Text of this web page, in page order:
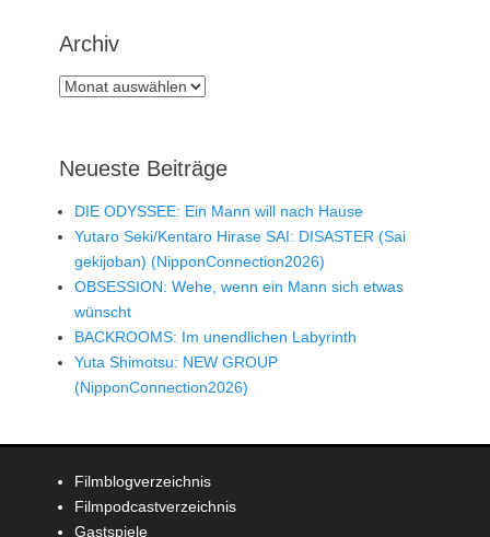
Archiv
Archiv
Neueste Beiträge
DIE ODYSSEE: Ein Mann will nach Hause
Yutaro Seki/Kentaro Hirase SAI: DISASTER (Sai
gekijoban) (NipponConnection2026)
OBSESSION: Wehe, wenn ein Mann sich etwas
wünscht
BACKROOMS: Im unendlichen Labyrinth
Yuta Shimotsu: NEW GROUP
(NipponConnection2026)
Filmblogverzeichnis
Filmpodcastverzeichnis
Gastspiele